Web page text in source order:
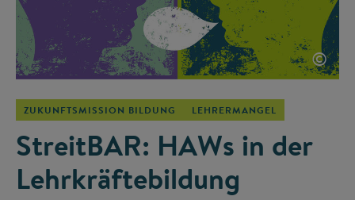
©
ZUKUNFTSMISSION BILDUNG LEHRERMANGEL
StreitBAR: HAWs in der
Lehrkräftebildung